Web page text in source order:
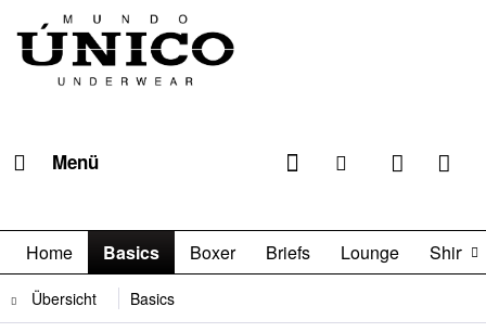
Menü
Home Basics Boxer Briefs Lounge Shirts
Übersicht Basics